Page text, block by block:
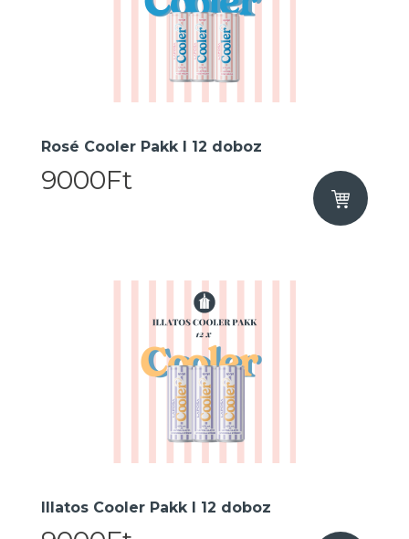
Rosé Cooler Pakk I 12 doboz
9000Ft
Illatos Cooler Pakk I 12 doboz